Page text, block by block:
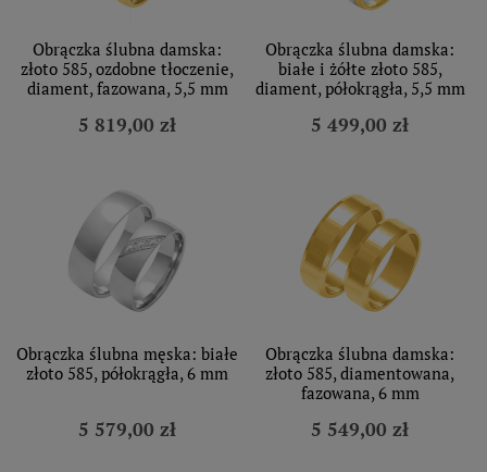
Obrączka ślubna damska:
złoto 585, ozdobne tłoczenie,
diament, fazowana, 5,5 mm
5 819,00 zł
Obrączka ślubna damska:
białe i żółte złoto 585,
diament, półokrągła, 5,5 mm
5 499,00 zł
Obrączka ślubna męska: białe
złoto 585, półokrągła, 6 mm
5 579,00 zł
Obrączka ślubna damska:
złoto 585, diamentowana,
fazowana, 6 mm
5 549,00 zł